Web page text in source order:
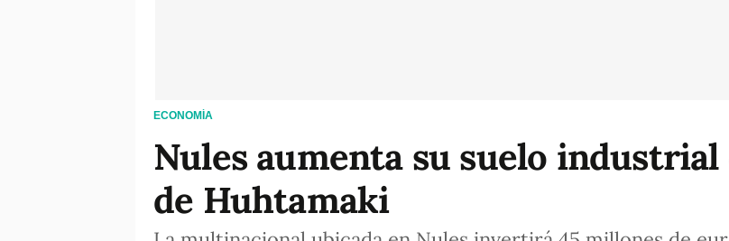
ECONOMÍA
Nules aumenta su suelo
de Huhtamaki